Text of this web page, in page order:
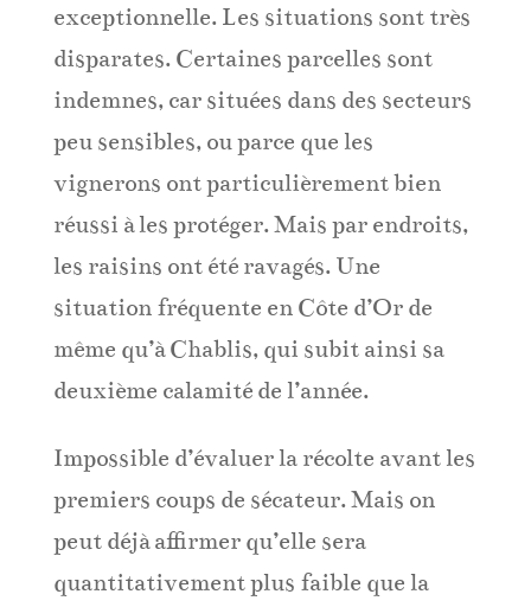
exceptionnelle. Les situations sont très
disparates. Certaines parcelles sont
indemnes, car situées dans des secteurs
peu sensibles, ou parce que les
vignerons ont particulièrement bien
réussi à les protéger. Mais par endroits,
les raisins ont été ravagés. Une
situation fréquente en Côte d’Or de
même qu’à Chablis, qui subit ainsi sa
deuxième calamité de l’année.
Impossible d’évaluer la récolte avant les
premiers coups de sécateur. Mais on
peut déjà affirmer qu’elle sera
quantitativement plus faible que la